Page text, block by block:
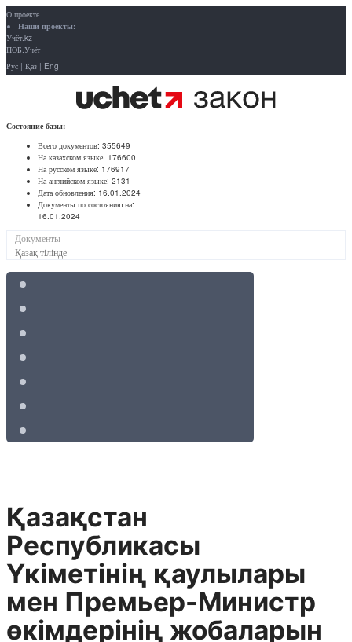
О проекте
Наши проекты:
Учёт.kz
ПОБ.Учёт
Рус | Қаз | Eng
Состояние базы:
Всего документов: 355649
На казахском языке: 176600
На русском языке: 176917
На английском языке: 2131
Дата обновления: 16.01.2024
Документы по состоянию на:
16.01.2024
Документы
Қазақ тілінде
Қазақстан
Республикасы
Үкiметiнiң қаулылары
мен Премьер-Министр
өкiмдерiнің жобаларын